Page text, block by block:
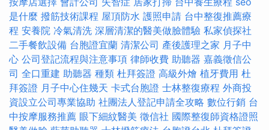
是什麼 撥筋技術課程 屋頂防水 護照申請 台中整復推薦療
程 安養院 冷氣清洗 深層清潔的醫美做臉體驗 私家偵探社
二手餐飲設備 台胞證宜蘭 清潔公司 產後護理之家 月子中
心 公司登記流程與注意事項 律師收費 助聽器 嘉義徵信公
司 全口重建 助聽器 種類 杜拜簽證 高級外燴 植牙費用 杜
拜簽證 月子中心住幾天 卡式台胞證 士林整復療程 外商投
資設立公司專業協助 社團法人登記申請全攻略 數位行銷 台
中按摩服務推薦 眼下細紋醫美 徵信社 國際整復師資格證照